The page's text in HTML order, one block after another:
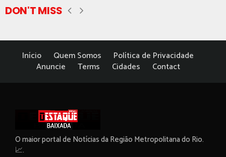
DON'T MISS
Início Quem Somos
Política de Privacidade
Anuncie
Terms Cidades Contact
O maior portal de Notícias da Região Metropolitana do Rio.
📈.